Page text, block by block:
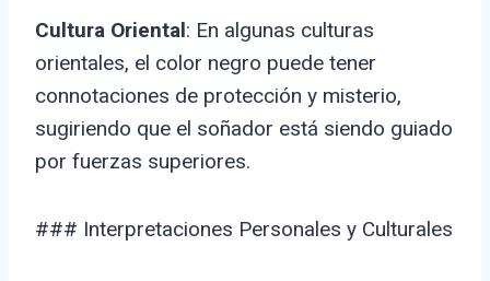
Cultura Oriental: En algunas culturas
orientales, el color negro puede tener
connotaciones de protección y misterio,
sugiriendo que el soñador está siendo guiado
por fuerzas superiores.
### Interpretaciones Personales y Culturales